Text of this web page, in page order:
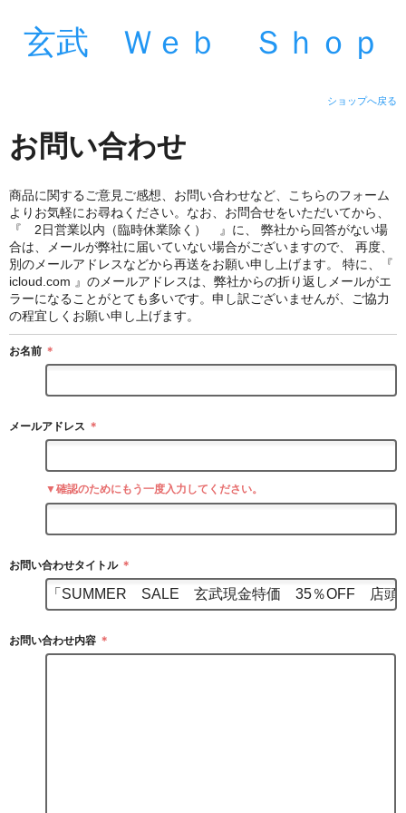
玄武 Ｗｅｂ Ｓｈｏｐ
ショップへ戻る
お問い合わせ
商品に関するご意見ご感想、お問い合わせなど、こちらのフォーム
よりお気軽にお尋ねください。なお、お問合せをいただいてから、
『 2日営業以内（臨時休業除く） 』に、 弊社から回答がない場
合は、メールが弊社に届いていない場合がございますので、 再度、
別のメールアドレスなどから再送をお願い申し上げます。 特に、『
icloud.com 』のメールアドレスは、弊社からの折り返しメールがエ
ラーになることがとても多いです。申し訳ございませんが、ご協力
の程宜しくお願い申し上げます。
お名前 ＊
メールアドレス ＊
▼確認のためにもう一度入力してください。
お問い合わせタイトル ＊
お問い合わせ内容 ＊